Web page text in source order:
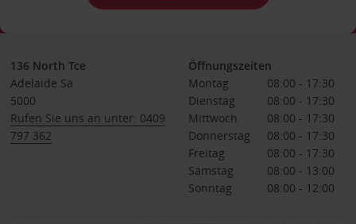
136 North Tce
Adelaide Sa
5000
Rufen Sie uns an unter: 0409
797 362
Öffnungszeiten
Montag
08:00 - 17:30
Dienstag
08:00 - 17:30
Mittwoch
08:00 - 17:30
Donnerstag
08:00 - 17:30
Freitag
08:00 - 17:30
Samstag
08:00 - 13:00
Sonntag
08:00 - 12:00